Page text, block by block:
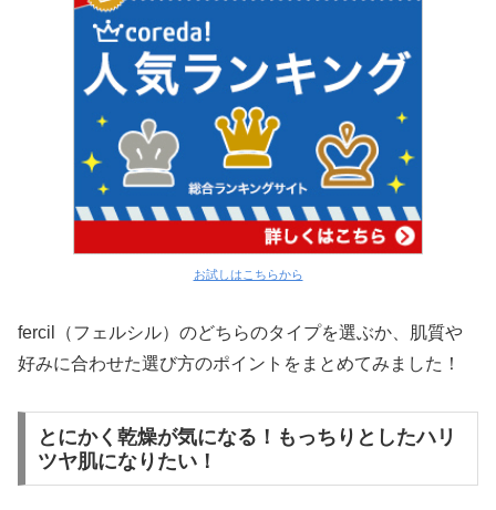
お試しはこちらから
fercil（フェルシル）のどちらのタイプを選ぶか、肌質や
好みに合わせた選び方のポイントをまとめてみました！
とにかく乾燥が気になる！もっちりとしたハリ
ツヤ肌になりたい！